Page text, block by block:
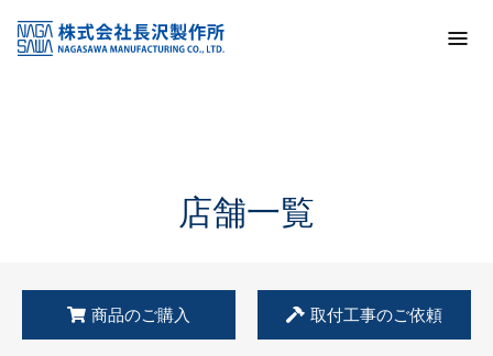
KSS加盟店・取扱店情報
店舗一覧
店舗一覧
商品のご購入 取付工事のご依頼